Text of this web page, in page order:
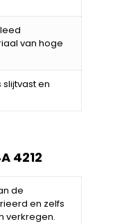
van hoge
en
4212
de
en zelfs
verkregen.